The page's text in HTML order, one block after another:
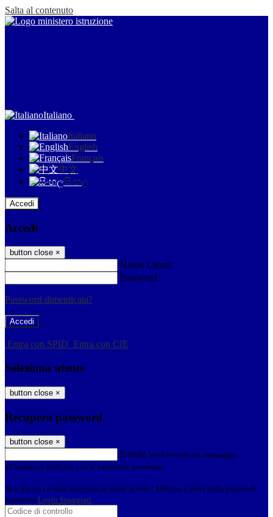
Salta al contenuto
Italiano
Italiano
English
Français
中文
සිංහල
Accedi
Accedi
button close ×
Nome Utente
Password
Password dimenticata?
-
Entra con SPID Entra con CIE
Seleziona utente
button close ×
Recupero password
button close ×
E-mail Verrà inviato un messaggio
all'indirizzo indicato con le istruzioni necessarie.
Non hai una e-mail associata al nome utente? Effettua il reset della password
tramite la Login Spaggiari